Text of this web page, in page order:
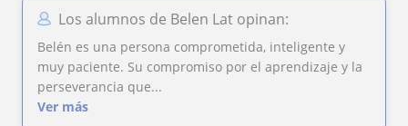
Los alumnos de Belen Lat opinan:
Belén es una persona comprometida, inteligente y
muy paciente. Su compromiso por el aprendizaje y la
perseverancia que...
Ver más